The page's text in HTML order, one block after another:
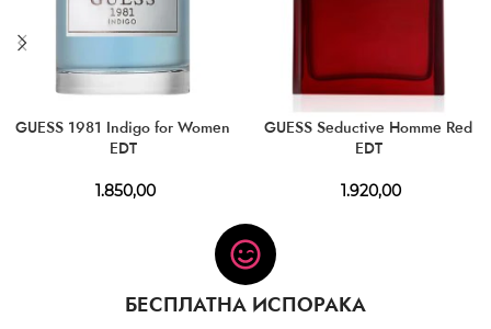
GUESS 1981 Indigo for Women
EDT
1.850,00
GUESS Seductive Homme Red
EDT
1.920,00
БЕСПЛАТНА ИСПОРАКА